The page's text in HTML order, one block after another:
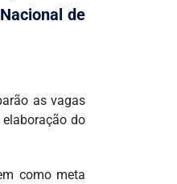
de
as vagas
do
como meta